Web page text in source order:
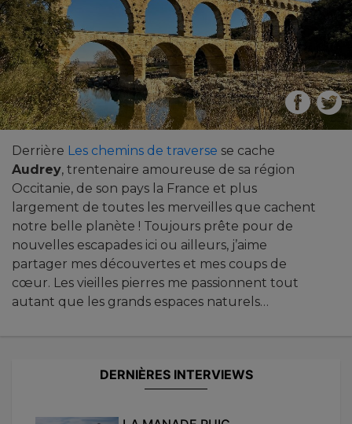
Derrière Les chemins de traverse se cache
Audrey, trentenaire amoureuse de sa région
Occitanie, de son pays la France et plus
largement de toutes les merveilles que cachent
notre belle planète ! Toujours prête pour de
nouvelles escapades ici ou ailleurs, j’aime
partager mes découvertes et mes coups de
cœur. Les vieilles pierres me passionnent tout
autant que les grands espaces naturels…
DERNIÈRES INTERVIEWS